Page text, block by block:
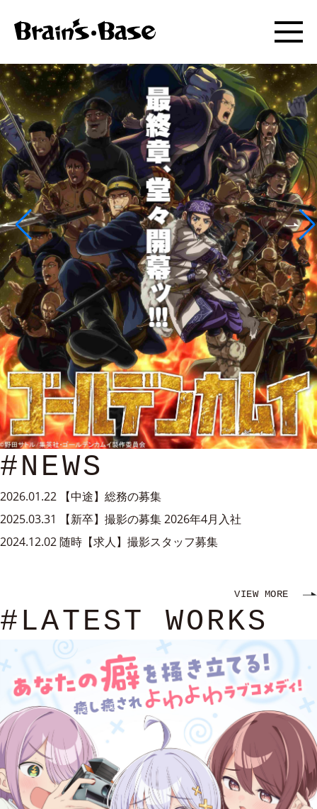
#NEWS
2026.01.22
【中途】総務の募集
2025.03.31
【新卒】撮影の募集 2026年4月入社
2024.12.02随時【求人】撮影スタッフ募集
VIEW MORE
#LATEST WORKS